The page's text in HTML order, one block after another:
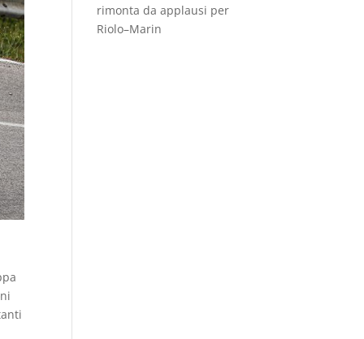
rimonta da applausi per
Riolo–Marin